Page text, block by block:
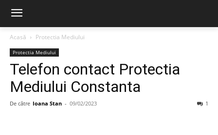
Acasă Protectia Mediului
Protectia Mediului
Telefon contact Protectia
Mediului Constanta
De către Ioana Stan - 09/02/2023 1